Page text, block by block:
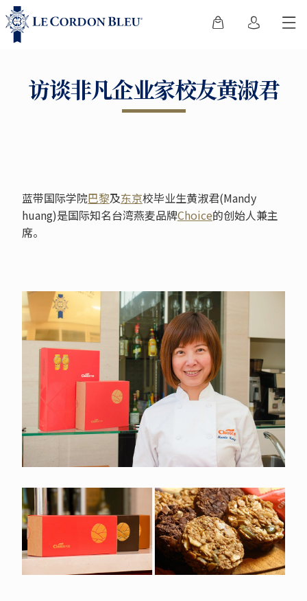
访谈非凡企业家校友黄淑君
蓝带国际学院巴黎及东京校毕业生黄淑君(Mandy
huang)是国际知名台湾燕麦品牌Choice的创始人兼主
席。